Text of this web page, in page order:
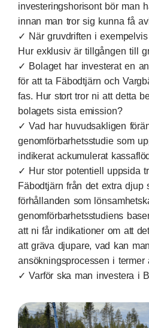
investeringshorisont bör man
innan man tror sig kunna få
✓ När gruvdriften i
Hur exklusiv är tillgången till
✓ Bolaget har investerat en
för att ta Fäbodtjärn och
fas. Hur stort tror ni att detta
bolagets sista emission?
✓ Vad har huvudsakligen
genomförbarhetsstudie som
indikerat ackumulerat
✓ Hur stor potentiell uppsida
Fäbodtjärn från det extra djup
förhållanden som
genomförbarhetsstudiens
att ni får indikationer om att
att gräva djupare, vad kan
ansökningsprocessen i
✓ Varför ska man investera i